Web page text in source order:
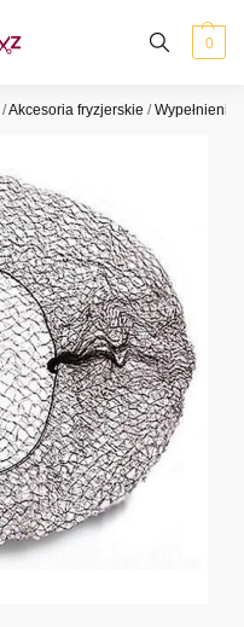
0
/Akcesoria fryzjerskie /Wypełnienia